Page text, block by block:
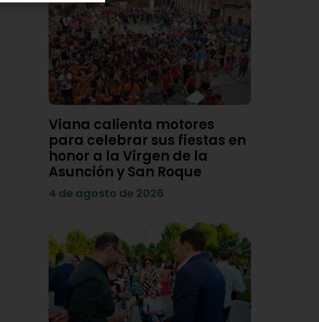
Viana calienta motores
para celebrar sus fiestas en
honor a la Virgen de la
Asunción y San Roque
4 de agosto de 2026